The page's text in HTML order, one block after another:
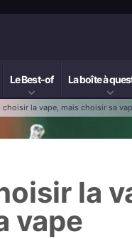
Le Best-of La boîte à
choisir la vape, mais choisir sa
la
vape